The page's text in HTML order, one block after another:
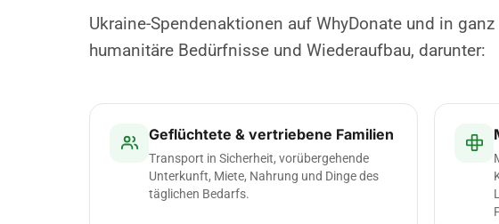
Ukraine-Spendenaktionen auf WhyDonate und in
humanitäre Bedürfnisse und Wiederaufbau, darunter:
Geflüchtete & vertriebene Familien
Transport in Sicherheit, vorübergehende
Unterkunft, Miete, Nahrung und Dinge des
täglichen Bedarfs.